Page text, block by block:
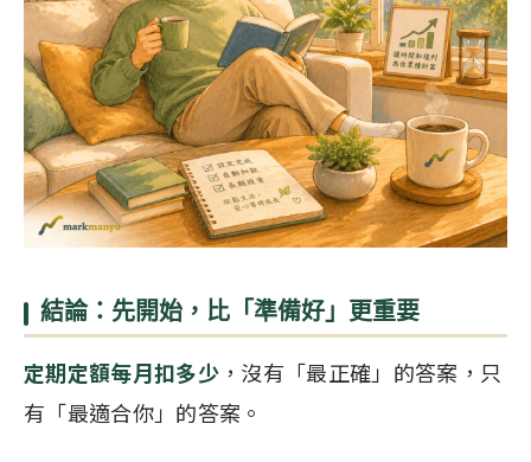
結論：先開始，比「準備好」更重要
定期定額每月扣多少 ，沒有「最正確」的答案，只
有「最適合你」的答案。